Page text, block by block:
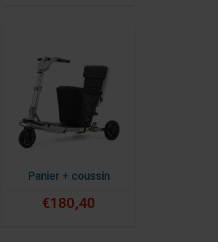
Panier + coussin
€180,40